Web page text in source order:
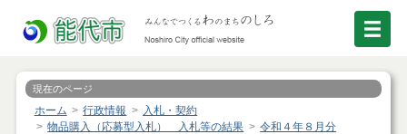
現在のページ
ホーム 行政情報
入札・契約
物品購入（応募型入札） 入札等の結果
令和４年８月分